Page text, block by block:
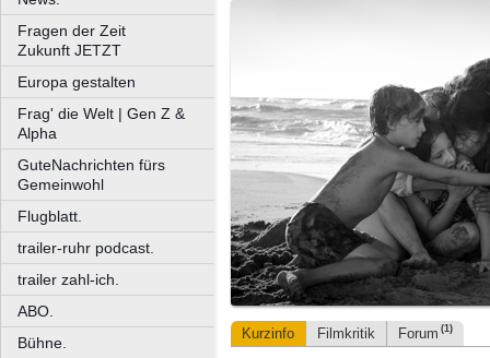
Fragen der Zeit
Zukunft JETZT
Europa gestalten
Frag' die Welt | Gen Z &
Alpha
GuteNachrichten fürs
Gemeinwohl
Flugblatt.
trailer-ruhr podcast.
trailer zahl-ich.
ABO.
Bühne.
Kurzinfo Filmkritik Forum (1)